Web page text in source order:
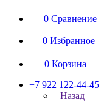
0 Сравнение
0 Избранное
0 Корзина
+7 922 122-44-45
Назад